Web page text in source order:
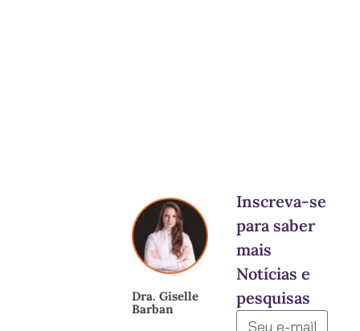
Dra. Giselle
Barban
Inscreva-se
para saber
mais
Notícias e
pesquisas